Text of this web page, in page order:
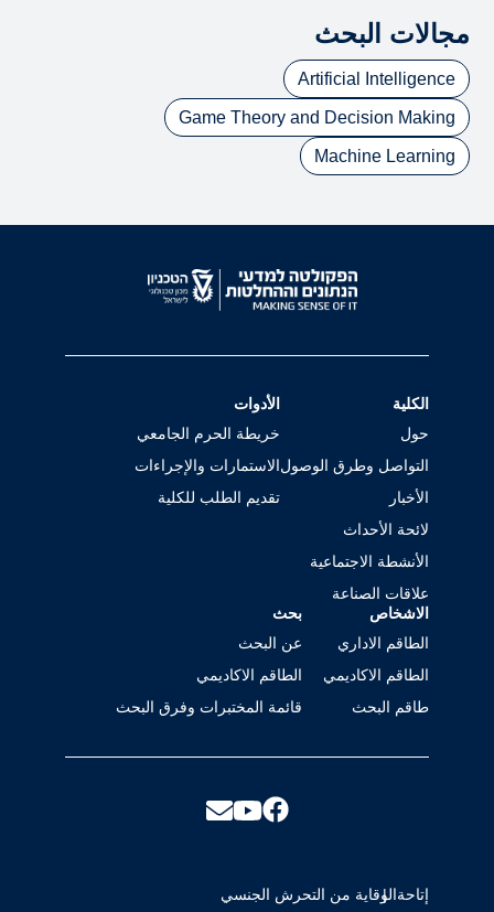
مجالات البحث
Artificial Intelligence
Game Theory and Decision Making
Machine Learning
الكلية
حول
التواصل وطرق الوصول
الأخبار
لائحة الأحداث
الأنشطة الاجتماعية
علاقات الصناعة
الأدوات
خريطة الحرم الجامعي
الاستمارات والإجراءات
تقديم الطلب للكلية
الاشخاص
الطاقم الاداري
الطاقم الاكاديمي
طاقم البحث
بحث
عن البحث
الطاقم الاكاديمي
قائمة المختبرات وفرق البحث
إتاحةالوقاية من التحرش الجنسي